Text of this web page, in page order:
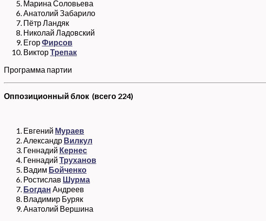
Марина Соловьева
Анатолий Забарило
Пётр Ландяк
Николай Ладовский
ЕгорФирсов
ВикторТрепак
Программа партии
Оппозиционный блок (всего 224)
Евгений Мураев
Александр Вилкул
Геннадий Кернес
Геннадий Труханов
Вадим Бойченко
Ростислав Шурма
Богдан Андреев
Владимир Буряк
Анатолий Вершина